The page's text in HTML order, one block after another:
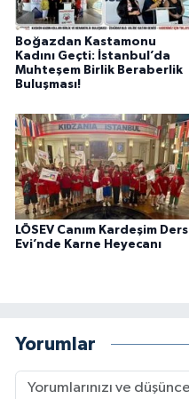
Boğazdan Kastamonu
Kadını Geçti: İstanbul’da
Muhteşem Birlik Beraberlik
Buluşması!
LÖSEV Canım Kardeşim Ders
Evi’nde Karne Heyecanı
Yorumlar